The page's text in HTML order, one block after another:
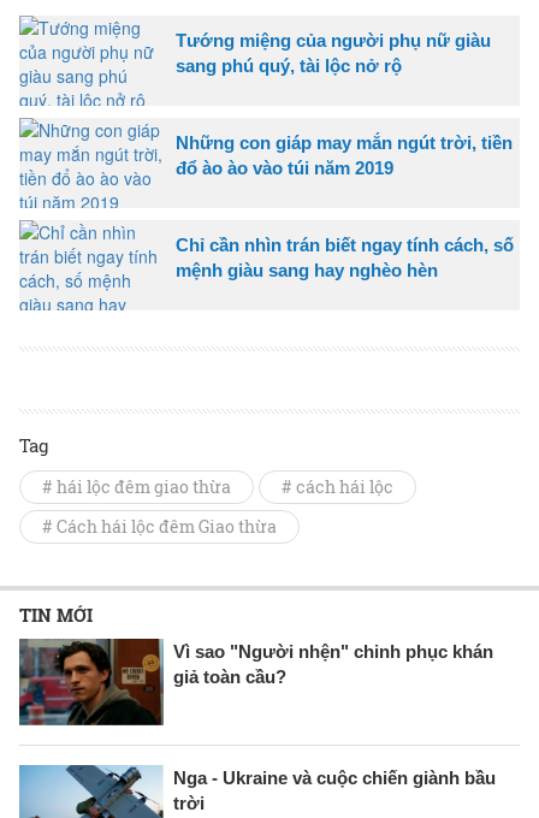
Tướng miệng của người phụ nữ giàu
sang phú quý, tài lộc nở rộ
Những con giáp may mắn ngút trời, tiền
đổ ào ào vào túi năm 2019
Chỉ cần nhìn trán biết ngay tính cách, số
mệnh giàu sang hay nghèo hèn
Tag
# hái lộc đêm giao thừa
# cách hái lộc
# Cách hái lộc đêm Giao thừa
TIN MỚI
Vì sao "Người nhện" chinh phục khán
giả toàn cầu?
Nga - Ukraine và cuộc chiến giành bầu
trời